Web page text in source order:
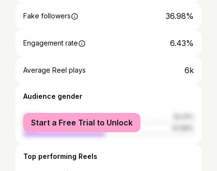
Fake followers 36.98%
Engagement rate 6.43%
Average Reel plays 6k
Audience gender
female
male
Start a Free Trial to Unlock
Top performing Reels